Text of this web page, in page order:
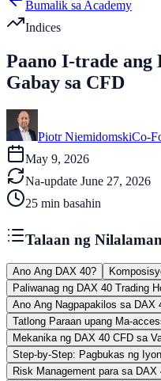
Bumalik sa Academy
Indices
Paano I-trade
Gabay sa CFD
Piotr NiemidomskiCo-
May 9, 2026
Na-update June 27, 2026
25 min basahin
Talaan ng Nilalaman
Ano Ang DAX 40?
Paliwanag ng DAX 40 Trading
Ano Ang Nagpapakilos sa DAX
Tatlong Paraan upang Ma-
Mekanika ng DAX 40 CFD sa
Step-by-Step: Pagbukas ng
Risk Management para sa DAX